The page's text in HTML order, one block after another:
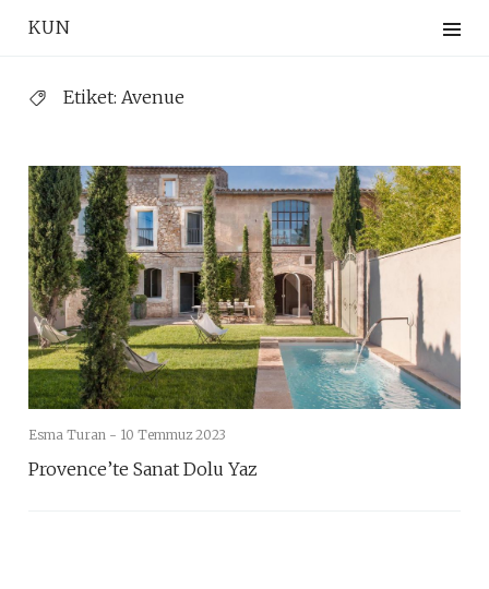
KUN
Etiket: Avenue
Esma Turan - 10 Temmuz 2023
Provence’te Sanat Dolu Yaz